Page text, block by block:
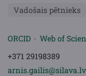
Vadošais pētnieks
ORCID Web of
+371 29198389
arnis.gailis@silava.lv